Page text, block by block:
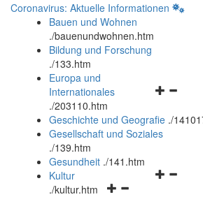
Coronavirus: Aktuelle Informationen
Bauen und Wohnen
./bauenundwohnen.htm
Bildung und Forschung
./133.htm
und
schließen
Europa und
Internationales
./203110.htm
Geschichte und Geografie ./
Gesellschaft und Soziales
./139.htm
Gesundheit ./141.htm
Navigationsmenü
Kultur
./kultur.htm